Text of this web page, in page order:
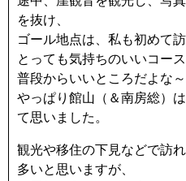
を抜け、
ゴール地点は、私も初めて訪
とっても気持ちのいいコース
普段からいいところだよな
やっぱり館山（＆南房総）
て思いました。
観光や移住の下見などで訪
多いと思いますが、